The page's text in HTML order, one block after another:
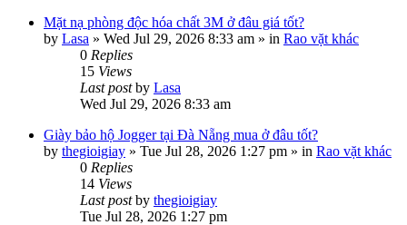
Mặt nạ phòng độc hóa chất 3M ở đâu giá tốt?
by Lasa » Wed Jul 29, 2026 8:33 am » in Rao vặt khác
0 Replies
15 Views
Last postby Lasa
Wed Jul 29, 2026 8:33 am
Giày bảo hộ Jogger tại Đà Nẵng mua ở đâu tốt?
by thegioigiay » Tue Jul 28, 2026 1:27 pm » in Rao vặt khác
0 Replies
14 Views
Last postby thegioigiay
Tue Jul 28, 2026 1:27 pm